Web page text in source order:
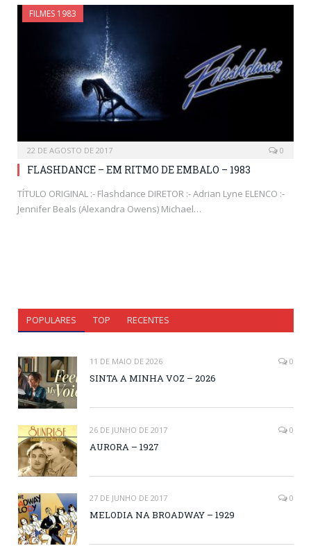
FILMES 1983
22 DE AGOSTO DE 2017 0
FLASHDANCE – EM RITMO DE EMBALO – 1983
TÍTULO ORIGINAL :- Flashdance DIRETOR :- Adrian Lyne ELENCO :-
Jennifer Beals (Alexandra Owens) Michael…
POPULARES TOP RECENTES
11 DE MAIO DE 2026 0
SINTA A MINHA VOZ – 2026
26 DE JUNHO DE 2017 0
AURORA – 1927
27 DE JUNHO DE 2017 0
MELODIA NA BROADWAY – 1929